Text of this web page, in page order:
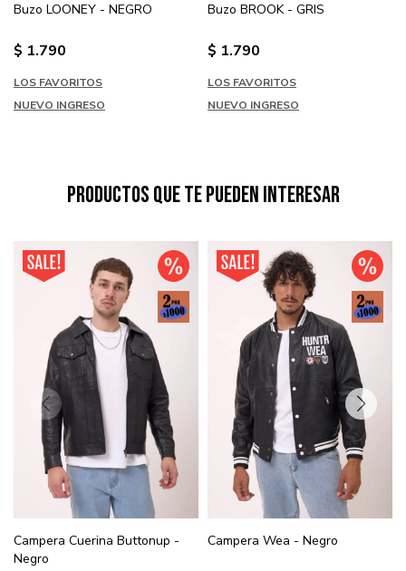
Buzo LOONEY - NEGRO
$ 1.790
LOS FAVORITOS
NUEVO INGRESO
Buzo BROOK - GRIS
$ 1.790
LOS FAVORITOS
NUEVO INGRESO
Productos que te pueden interesar
Campera Cuerina Buttonup -
Negro
Campera Wea - Negro